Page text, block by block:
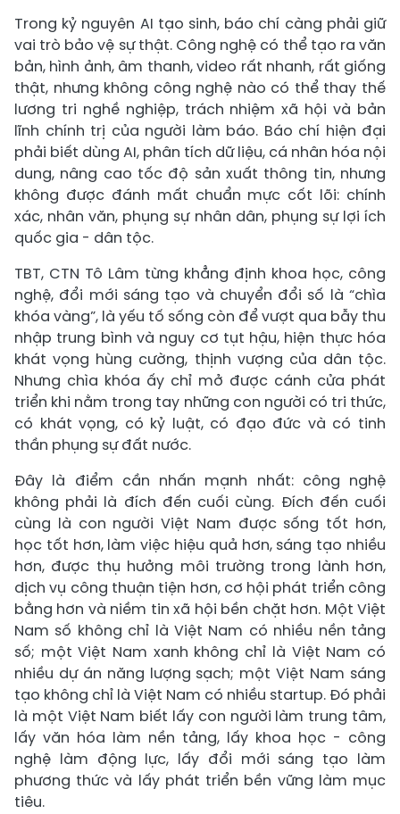
Trong kỷ nguyên AI tạo sinh, báo chí càng phải giữ
vai trò bảo vệ sự thật. Công nghệ có thể tạo ra văn
bản, hình ảnh, âm thanh, video rất nhanh, rất giống
thật, nhưng không công nghệ nào có thể thay thế
lương tri nghề nghiệp, trách nhiệm xã hội và bản
lĩnh chính trị của người làm báo. Báo chí hiện đại
phải biết dùng AI, phân tích dữ liệu, cá nhân hóa nội
dung, nâng cao tốc độ sản xuất thông tin, nhưng
không được đánh mất chuẩn mực cốt lõi: chính
xác, nhân văn, phụng sự nhân dân, phụng sự lợi ích
quốc gia - dân tộc.
TBT, CTN Tô Lâm từng khẳng định khoa học, công
nghệ, đổi mới sáng tạo và chuyển đổi số là “chìa
khóa vàng”, là yếu tố sống còn để vượt qua bẫy thu
nhập trung bình và nguy cơ tụt hậu, hiện thực hóa
khát vọng hùng cường, thịnh vượng của dân tộc.
Nhưng chìa khóa ấy chỉ mở được cánh cửa phát
triển khi nằm trong tay những con người có tri thức,
có khát vọng, có kỷ luật, có đạo đức và có tinh
thần phụng sự đất nước.
Đây là điểm cần nhấn mạnh nhất: công nghệ
không phải là đích đến cuối cùng. Đích đến cuối
cùng là con người Việt Nam được sống tốt hơn,
học tốt hơn, làm việc hiệu quả hơn, sáng tạo nhiều
hơn, được thụ hưởng môi trường trong lành hơn,
dịch vụ công thuận tiện hơn, cơ hội phát triển công
bằng hơn và niềm tin xã hội bền chặt hơn. Một Việt
Nam số không chỉ là Việt Nam có nhiều nền tảng
số; một Việt Nam xanh không chỉ là Việt Nam có
nhiều dự án năng lượng sạch; một Việt Nam sáng
tạo không chỉ là Việt Nam có nhiều startup. Đó phải
là một Việt Nam biết lấy con người làm trung tâm,
lấy văn hóa làm nền tảng, lấy khoa học - công
nghệ làm động lực, lấy đổi mới sáng tạo làm
phương thức và lấy phát triển bền vững làm mục
tiêu.